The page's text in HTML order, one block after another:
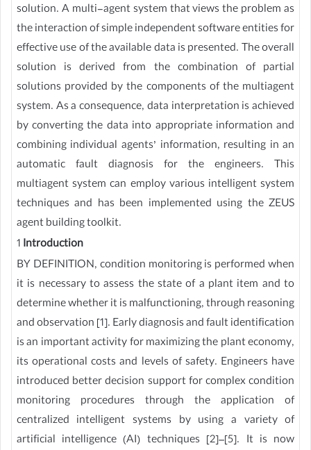
solution. A multi-agent system that views the problem as
the interaction of simple independent software entities for
effective use of the available data is presented. The overall
solution is derived from the combination of partial
solutions provided by the components of the multiagent
system. As a consequence, data interpretation is achieved
by converting the data into appropriate information and
combining individual agents’ information, resulting in an
automatic fault diagnosis for the engineers. This
multiagent system can employ various intelligent system
techniques and has been implemented using the ZEUS
agent building toolkit.
1 Introduction
BY DEFINITION, condition monitoring is performed when
it is necessary to assess the state of a plant item and to
determine whether it is malfunctioning, through reasoning
and observation [1]. Early diagnosis and fault identification
is an important activity for maximizing the plant economy,
its operational costs and levels of safety. Engineers have
introduced better decision support for complex condition
monitoring procedures through the application of
centralized intelligent systems by using a variety of
artificial intelligence (AI) techniques [2]–[5]. It is now